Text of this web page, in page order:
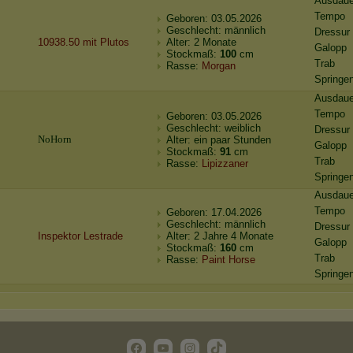
10938.50 mit Plutos
Geboren: 03.05.2026
Geschlecht: männlich
Alter: 2 Monate
Stockmaß: 100 cm
Rasse: Morgan
Tempo
Dressur
Galopp
Trab
NoHorn
Geboren: 03.05.2026
Geschlecht: weiblich
Alter: ein paar Stunden
Stockmaß: 91 cm
Rasse: Lipizzaner
Tempo
Dressur
Galopp
Trab
Inspektor Lestrade
Geboren: 17.04.2026
Geschlecht: männlich
Alter: 2 Jahre 4 Monate
Stockmaß: 160 cm
Rasse: Paint Horse
Tempo
Dressur
Galopp
Trab